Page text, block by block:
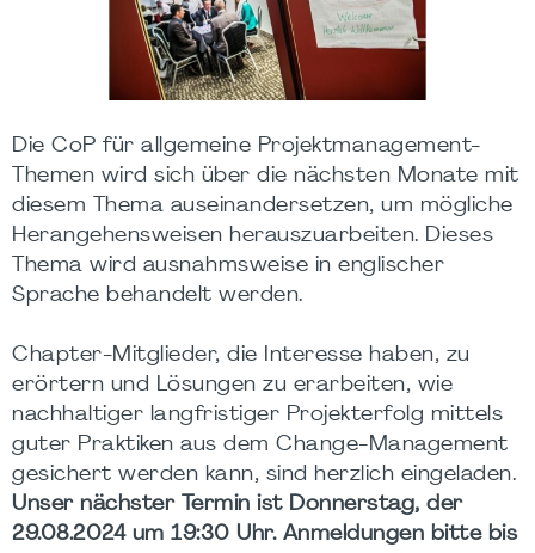
Die CoP für allgemeine Projektmanagement-
Themen wird sich über die nächsten Monate mit
diesem Thema auseinandersetzen, um mögliche
Herangehensweisen herauszuarbeiten. Dieses
Thema wird ausnahmsweise in englischer
Sprache behandelt werden.
Chapter-Mitglieder, die Interesse haben, zu
erörtern und Lösungen zu erarbeiten, wie
nachhaltiger langfristiger Projekterfolg mittels
guter Praktiken aus dem Change-Management
gesichert werden kann, sind herzlich eingeladen.
Unser nächster Termin ist Donnerstag, der
29.08.2024 um 19:30 Uhr. Anmeldungen bitte bis